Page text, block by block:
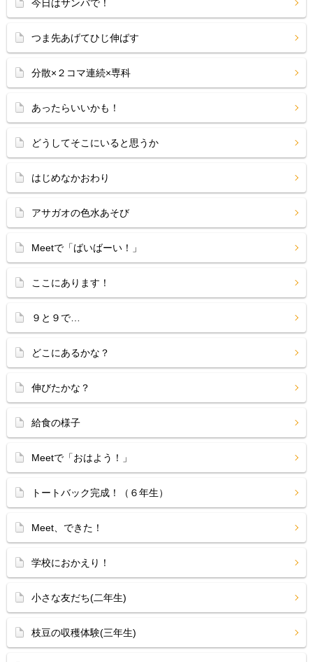
今日はサンバで！
つま先あげてひじ伸ばす
分散×２コマ連続×専科
あったらいいかも！
どうしてそこにいると思うか
はじめなかおわり
アサガオの色水あそび
Meetで「ばいばーい！」
ここにあります！
９と９で…
どこにあるかな？
伸びたかな？
給食の様子
Meetで「おはよう！」
トートバック完成！（６年生）
Meet、できた！
学校におかえり！
小さな友だち(二年生)
枝豆の収穫体験(三年生)